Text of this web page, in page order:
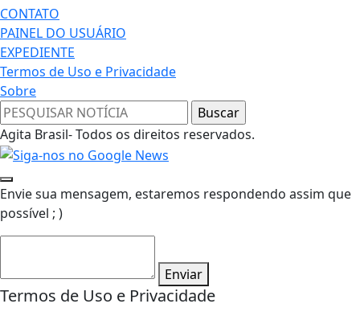
CONTATO
PAINEL DO USUÁRIO
EXPEDIENTE
Termos de Uso e Privacidade
Sobre
Agita Brasil- Todos os direitos reservados.
Envie sua mensagem, estaremos respondendo assim que
possível ; )
Enviar
Termos de Uso e Privacidade